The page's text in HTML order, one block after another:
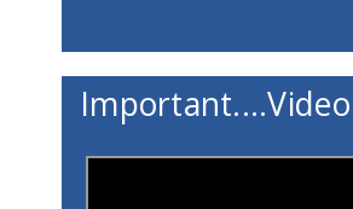
Important....Video